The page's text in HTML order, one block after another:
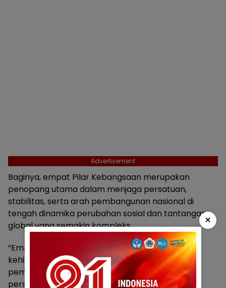
Advertisement
Baginya, empat Pilar Kebangsaan merupakan
penopang utama dalam menjaga persatuan,
stabilitas, serta arah pembangunan nasional di
tengah dinamika perubahan sosial dan tantangan
global yang semakin kompleks.
“Empat Pilar Kebangsaan ini adalah dasar dalam
kehidupan berbangsa dan bernegara. Tanpa
pemahaman yang kuat terhadap pilar-pilar ini,
persatuan dan keutuhan bangsa bisa tergerus,”
×